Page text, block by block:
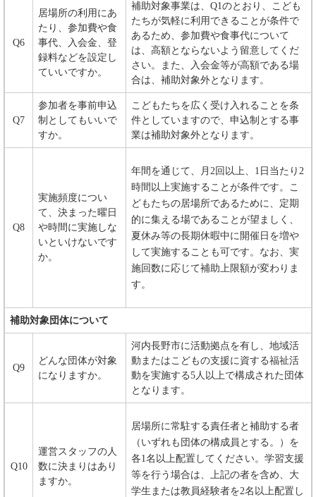
Q6
居場所の利用にあ
たり、参加費や食
事代、入会金、登
録料などを設定し
ていいですか。
補助対象事業は、Q1のとおり、こども
たちが気軽に利用できることが条件で
あるため、参加費や食事代について
は、高額とならないよう留意してくだ
さい。また、入会金等が高額である場
合は、補助対象外となります。
Q7
参加者を事前申込
制としてもいいで
すか。
こどもたちを広く受け入れることを条
件としていますので、申込制とする事
業は補助対象外となります。
Q8
実施頻度につい
て、決まった曜日
や時間に実施しな
いといけないです
か。
年間を通じて、月2回以上、1日当たり2
時間以上実施することが条件です。こ
どもたちの居場所であるために、定期
的に集える場であることが望ましく、
夏休み等の長期休暇中に開催日を増や
して実施することも可です。なお、実
施回数に応じて補助上限額が変わりま
す。
補助対象団体について
Q9
どんな団体が対象
になりますか。
河内長野市に活動拠点を有し、地域活
動またはこどもの支援に資する福祉活
動を実施する5人以上で構成された団体
となります。
Q10
運営スタッフの人
数に決まりはあり
ますか。
居場所に常駐する責任者と補助する者
（いずれも団体の構成員とする。）を
各1名以上配置してください。学習支援
等を行う場合は、上記の者を含め、大
学生または教員経験者を2名以上配置し